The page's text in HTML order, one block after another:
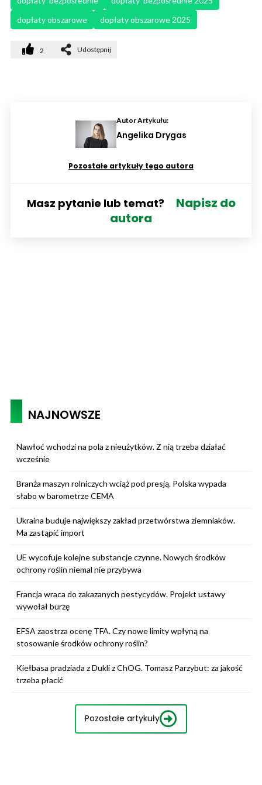
dopłaty obszarowe
dopłaty obszarowe 2025
2 Udostępnij
Autor Artykułu:
Angelika Drygas
Pozostałe artykuły tego autora
Masz pytanie lub temat?
Napisz do
autora
NAJNOWSZE
Nawłoć wchodzi na pola z nieużytków. Z nią trzeba działać
wcześnie
Branża maszyn rolniczych wciąż pod presją. Polska wypada
słabo w barometrze CEMA
Ukraina buduje największy zakład przetwórstwa ziemniaków.
Ma zastąpić import
UE wycofuje kolejne substancje czynne. Nowych środków
ochrony roślin niemal nie przybywa
Francja wraca do zakazanych pestycydów. Projekt ustawy
wywołał burzę
EFSA zaostrza ocenę TFA. Czy nowe limity wpłyną na
stosowanie środków ochrony roślin?
Kiełbasa pradziada z Dukli z ChOG. Tomasz Parzybut: za jakość
trzeba płacić
Pozostałe artykuły